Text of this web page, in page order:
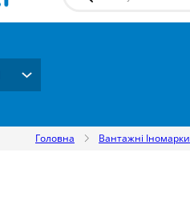
Головна Вантажні Іномарки